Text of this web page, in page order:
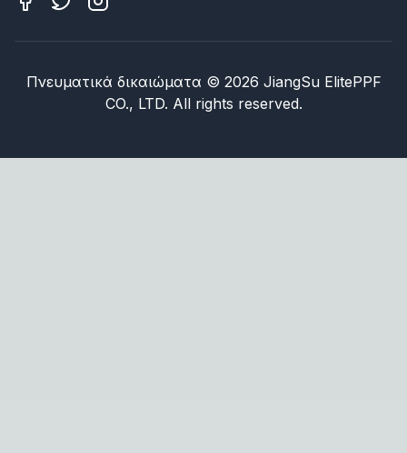
Πνευματικά δικαιώματα © 2026 JiangSu ElitePPF
CO., LTD. All rights reserved.